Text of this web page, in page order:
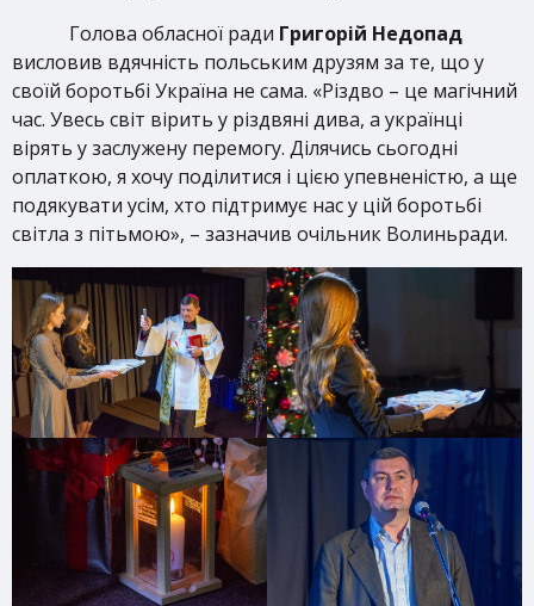
Голова обласної ради Григорій Недопад
висловив вдячність польським друзям за те, що у
своїй боротьбі Україна не сама. «Різдво – це магічний
час. Увесь світ вірить у різдвяні дива, а українці
вірять у заслужену перемогу. Ділячись сьогодні
оплаткою, я хочу поділитися і цією упевненістю, а ще
подякувати усім, хто підтримує нас у цій боротьбі
світла з пітьмою», – зазначив очільник Волиньради.